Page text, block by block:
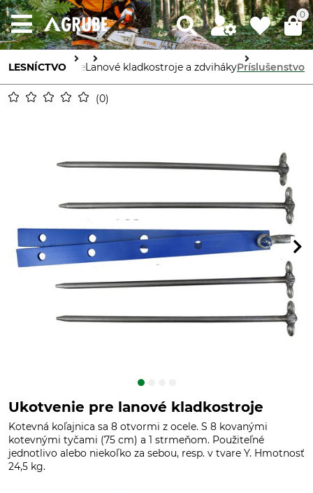
0
LESNÍCTVO
Stroje a prístrojeLanové kladkostroje a zdvihákyPríslušenstvo
0
Ukotvenie pre lanové kladkostroje
Kotevná koľajnica sa 8 otvormi z ocele. S 8 kovanými
kotevnými tyčami (75 cm) a 1 strmeňom. Použiteľné
jednotlivo alebo niekoľko za sebou, resp. v tvare Y. Hmotnosť
24,5 kg.